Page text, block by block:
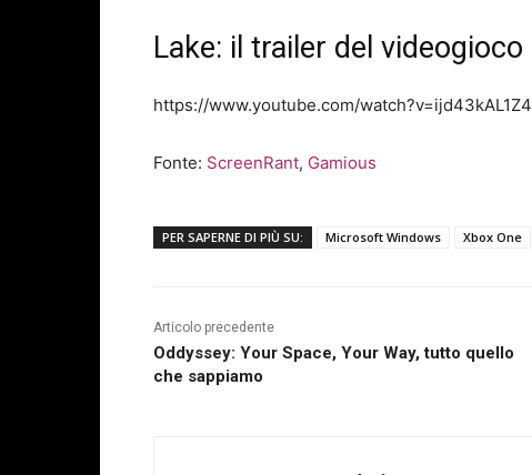
Lake: il trailer del videogioco
https://www.youtube.com/watch?v=ijd43kAL1Z4
Fonte: ScreenRant, Gamious
PER SAPERNE DI PIÙ SU: Microsoft Windows Xbox One
Articolo precedente
Oddyssey: Your Space, Your Way, tutto quello
che sappiamo